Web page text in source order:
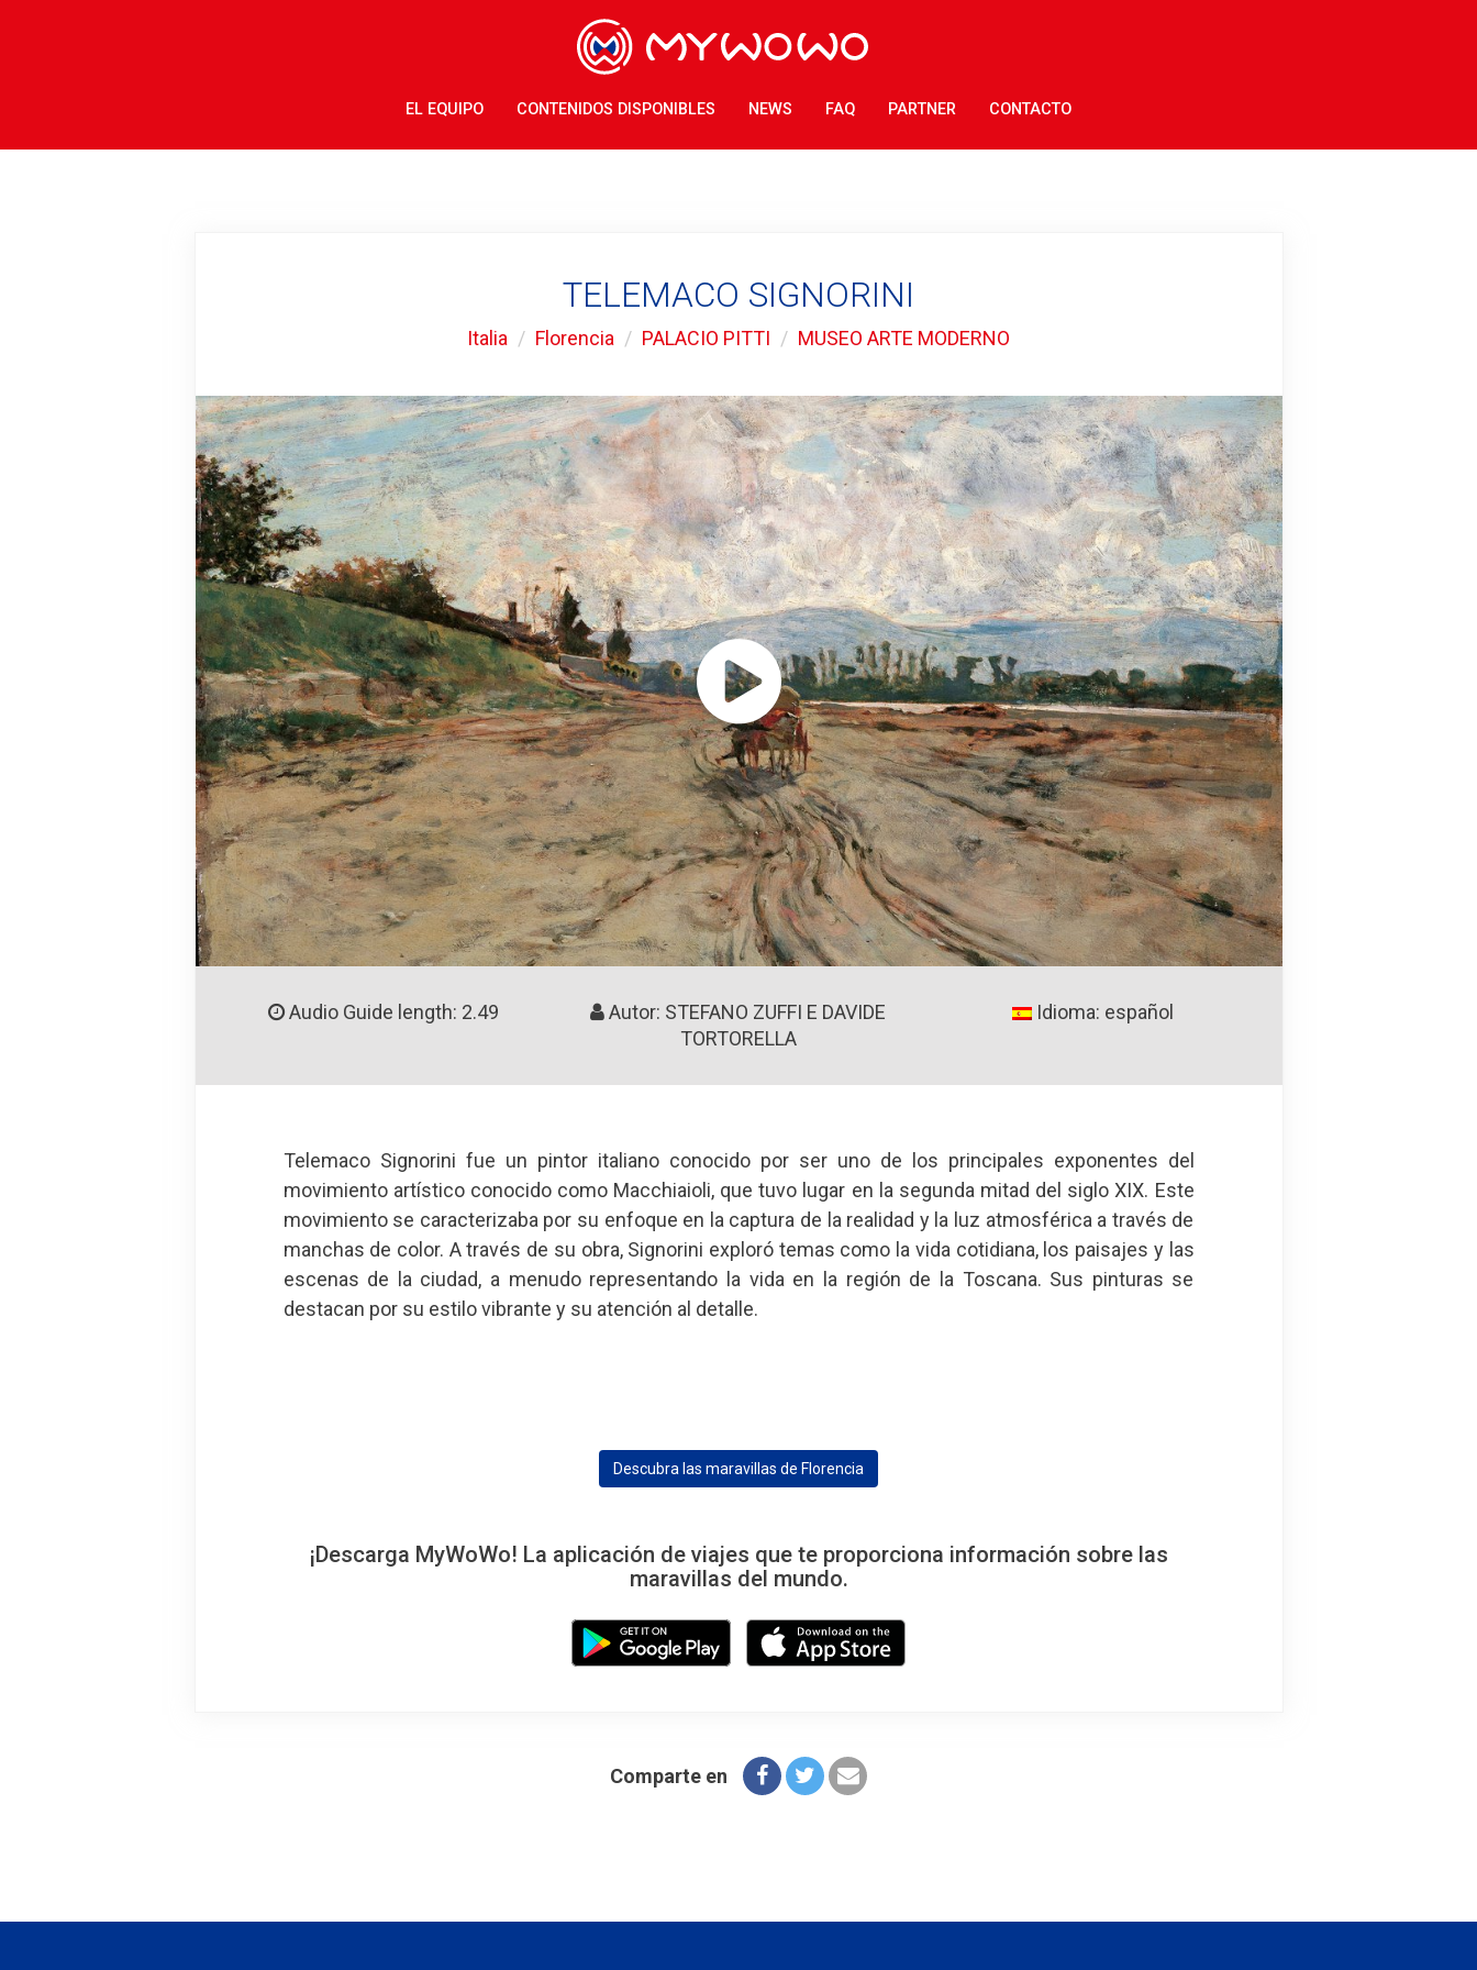
EL EQUIPO CONTENIDOS DISPONIBLES NEWS FAQ PARTNER CONTACTO
TELEMACO SIGNORINI
Italia Florencia PALACIO PITTI MUSEO ARTE MODERNO
Audio Guide length: 2.49
Autor: STEFANO ZUFFI E DAVIDE
TORTORELLA
Idioma: español
Telemaco Signorini fue un pintor italiano conocido por ser uno de los principales exponentes del
movimiento artístico conocido como Macchiaioli, que tuvo lugar en la segunda mitad del siglo XIX. Este
movimiento se caracterizaba por su enfoque en la captura de la realidad y la luz atmosférica a través de
manchas de color. A través de su obra, Signorini exploró temas como la vida cotidiana, los paisajes y las
escenas de la ciudad, a menudo representando la vida en la región de la Toscana. Sus pinturas se
destacan por su estilo vibrante y su atención al detalle.
Descubra las maravillas de Florencia
¡Descarga MyWoWo! La aplicación de viajes que te proporciona información sobre las
maravillas del mundo.
Comparte en